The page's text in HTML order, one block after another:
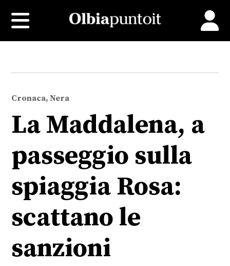
Cronaca, Nera
La Maddalena, a
passeggio sulla
spiaggia Rosa:
scattano le
sanzioni